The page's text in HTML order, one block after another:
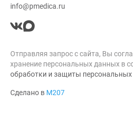
info@pmedica.ru
Отправляя запрос с сайта, Вы
хранение персональных данных в
обработки и защиты
Сделано в М207